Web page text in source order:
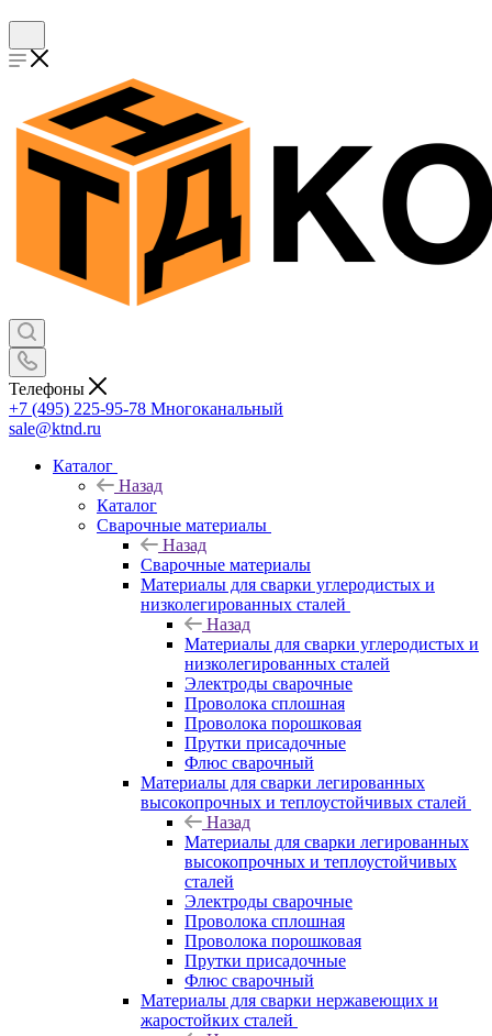
Телефоны
+7 (495) 225-95-78 Многоканальный
sale@ktnd.ru
Каталог
Назад
Каталог
Сварочные материалы
Назад
Сварочные материалы
Материалы для сварки углеродистых и
низколегированных сталей
Назад
Материалы для сварки углеродистых и
низколегированных сталей
Электроды сварочные
Проволока сплошная
Проволока порошковая
Прутки присадочные
Флюс сварочный
Материалы для сварки легированных
высокопрочных и теплоустойчивых сталей
Назад
Материалы для сварки легированных
высокопрочных и теплоустойчивых
сталей
Электроды сварочные
Проволока сплошная
Проволока порошковая
Прутки присадочные
Флюс сварочный
Материалы для сварки нержавеющих и
жаростойких сталей